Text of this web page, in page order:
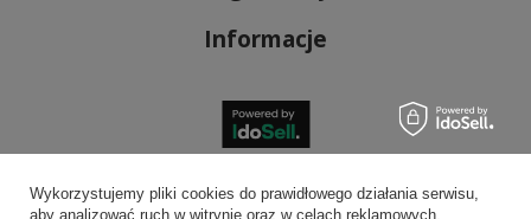
Informacje
Bezpieczne płatności
Wykorzystujemy pliki cookies do prawidłowego działania serwisu,
aby analizować ruch w witrynie oraz w celach reklamowych.